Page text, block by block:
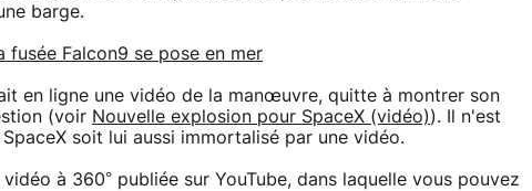
barge.
fusée Falcon9 se pose en mer
en ligne une vidéo de la manœuvre, quitte à montrer son
(voir Nouvelle explosion pour SpaceX (vidéo)). Il n'est
soit lui aussi immortalisé par une vidéo.
à 360° publiée sur YouTube, dans laquelle vous pouvez